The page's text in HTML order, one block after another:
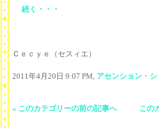
続く・・・
Ｃｅｃｙｅ（セスィエ）
2011年4月20日 9:07 PM, アセンション・
« このカテゴリーの前の記事へ この